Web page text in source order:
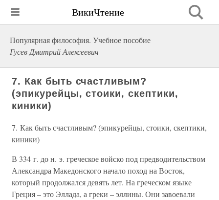
ВикиЧтение
Популярная философия. Учебное пособие
Гусев Дмитрий Алексеевич
7. Как быть счастливым?
(эпикурейцы, стоики, скептики,
киники)
7. Как быть счастливым? (эпикурейцы, стоики, скептики,
киники)
В 334 г. до н. э. греческое войско под предводительством
Александра Македонского начало поход на Восток,
который продолжался девять лет. На греческом языке
Греция – это Эллада, а греки – эллины. Они завоевали